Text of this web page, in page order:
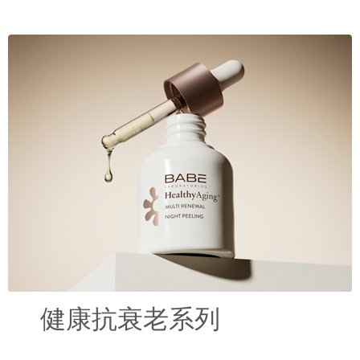
健康抗衰老系列